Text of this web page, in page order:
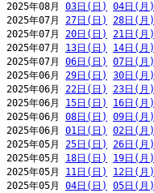
2025年08月 03日(日) 04日(月)
2025年07月 27日(日) 28日(月)
2025年07月 20日(日) 21日(月)
2025年07月 13日(日) 14日(月)
2025年07月 06日(日) 07日(月)
2025年06月 29日(日) 30日(月)
2025年06月 22日(日) 23日(月)
2025年06月 15日(日) 16日(月)
2025年06月 08日(日) 09日(月)
2025年06月 01日(日) 02日(月)
2025年05月 25日(日) 26日(月)
2025年05月 18日(日) 19日(月)
2025年05月 11日(日) 12日(月)
2025年05月 04日(日) 05日(月)